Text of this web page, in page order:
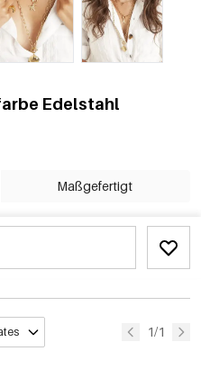
Edelstahl
Maßgefertigt
1/1